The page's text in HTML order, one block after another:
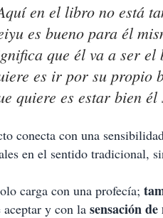
en el libro no está
es bueno para él
que él va a ser el
es ir por su propio
quiere es estar bien él
conecta con una
en el sentido tradicional,
carga con una profecía;
y con la sensación